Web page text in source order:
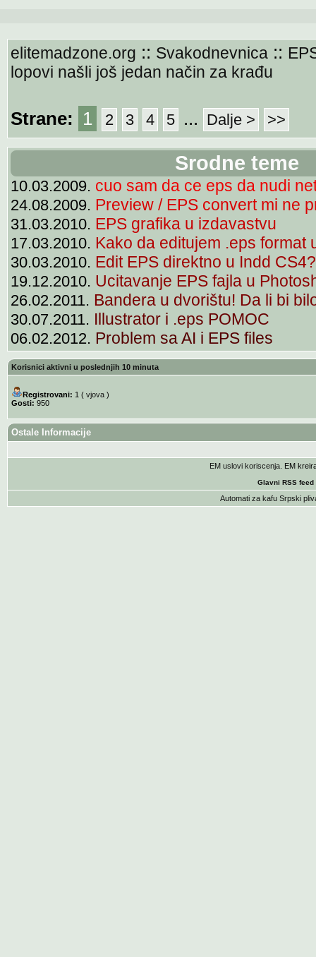
elitemadzone.org :: Svakodnevnica ::
lopovi našli još jedan način za krađu
Strane: 1 2 3 4 5 ... Dalje > >>
Srodne teme
10.03.2009. cuo sam da ce eps da nudi
24.08.2009. Preview / EPS convert mi ne
31.03.2010. EPS grafika u izdavastvu
17.03.2010. Kako da editujem .eps format
30.03.2010. Edit EPS direktno u Indd CS4?
19.12.2010. Ucitavanje EPS fajla u
26.02.2011. Bandera u dvorištu! Da li bi
30.07.2011. Illustrator i .eps POMOC
06.02.2012. Problem sa AI i EPS files
Korisnici aktivni u poslednjih 10 minuta
Registrovani: 1 ( vjova)
Gosti: 950
Ostale Informacije
EM uslovi koriscenja . EM
Glavni RSS feed
Automati za kafu Srpski